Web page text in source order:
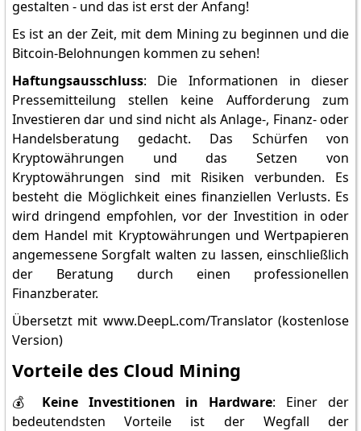
gestalten - und das ist erst der Anfang!
Es ist an der Zeit, mit dem Mining zu beginnen und die
Bitcoin-Belohnungen kommen zu sehen!
Haftungsausschluss: Die Informationen in dieser
Pressemitteilung stellen keine Aufforderung zum
Investieren dar und sind nicht als Anlage-, Finanz- oder
Handelsberatung gedacht. Das Schürfen von
Kryptowährungen und das Setzen von
Kryptowährungen sind mit Risiken verbunden. Es
besteht die Möglichkeit eines finanziellen Verlusts. Es
wird dringend empfohlen, vor der Investition in oder
dem Handel mit Kryptowährungen und Wertpapieren
angemessene Sorgfalt walten zu lassen, einschließlich
der Beratung durch einen professionellen
Finanzberater.
Übersetzt mit www.DeepL.com/Translator (kostenlose
Version)
Vorteile des Cloud Mining
💰 Keine Investitionen in Hardware: Einer der
bedeutendsten Vorteile ist der Wegfall der